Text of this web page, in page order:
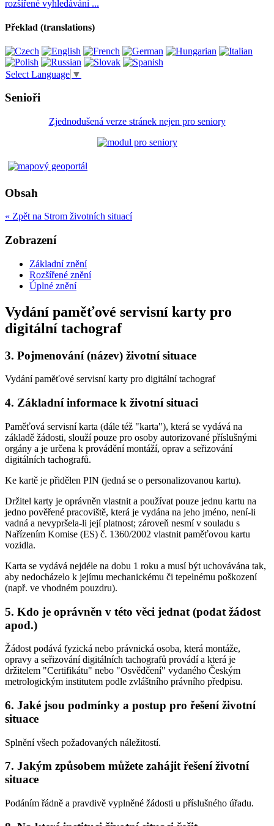
rozšířené vyhledávání ...
Překlad (translations)
Select Language ▼
Senioři
Zjednodušená verze stránek nejen pro seniory
Obsah
« Zpět na Strom životních situací
Zobrazení
Základní znění
Rozšířené znění
Úplné znění
Vydání paměťové servisní karty pro
digitální tachograf
3. Pojmenování (název) životní situace
Vydání paměťové servisní karty pro digitální tachograf
4. Základní informace k životní situaci
Paměťová servisní karta (dále též "karta"), která se vydává na
základě žádosti, slouží pouze pro osoby autorizované příslušnými
orgány a je určena k provádění montáží, oprav a seřizování
digitálních tachografů.
Ke kartě je přidělen PIN (jedná se o personalizovanou kartu).
Držitel karty je oprávněn vlastnit a používat pouze jednu kartu na
jedno pověřené pracoviště, která je vydána na jeho jméno, není-li
vadná a nevypršela-li její platnost; zároveň nesmí v souladu s
Nařízením Komise (ES) č. 1360/2002 vlastnit paměťovou kartu
vozidla.
Karta se vydává nejdéle na dobu 1 roku a musí být uchovávána tak,
aby nedocházelo k jejímu mechanickému či tepelnému poškození
(např. ve vhodném pouzdru).
5. Kdo je oprávněn v této věci jednat (podat žádost
apod.)
Žádost podává fyzická nebo právnická osoba, která montáže,
opravy a seřizování digitálních tachografů provádí a která je
držitelem "Certifikátu" nebo "Osvědčení" vydaného Českým
metrologickým institutem podle zvláštního právního předpisu.
6. Jaké jsou podmínky a postup pro řešení životní
situace
Splnění všech požadovaných náležitostí.
7. Jakým způsobem můžete zahájit řešení životní
situace
Podáním řádně a pravdivě vyplněné žádosti u příslušného úřadu.